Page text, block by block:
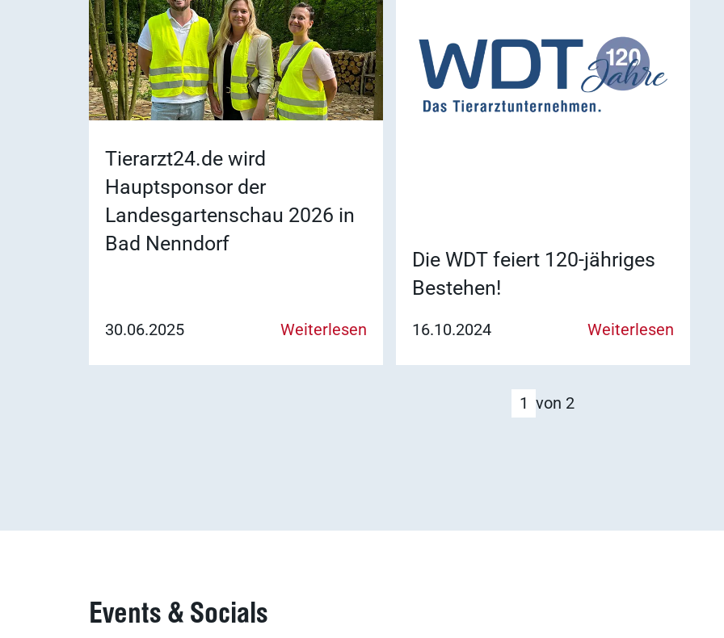
Häufige Suchanfragen
Service Ergebnisse anzeigen
Tierarztbedarf Ergebnisse anzeigen
Ergebnisse anzeigen
Arzneimittel
Tierarzt24.de wird
Hauptsponsor der
Landesgartenschau 2026 in
Bad Nenndorf
30.06.2025 Weiterlesen
Die WDT feiert 120-jähriges
Bestehen!
16.10.2024 Weiterlesen
1 von 2
Events & Socials